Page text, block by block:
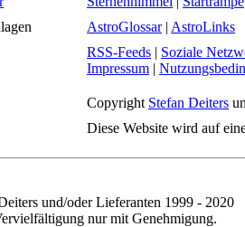
AstroGlossar| AstroLinks
RSS-Feeds | Soziale
Impressum |
Copyright Stefan Deiters
Diese Website wird auf
und/oder Lieferanten 1999 - 2020
nur mit Genehmigung.